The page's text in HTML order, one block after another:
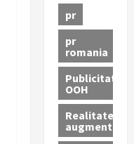
pr
pr
romania
Publicitate
OOH
Realitatea
augmentată